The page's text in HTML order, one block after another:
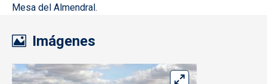
Mesa del Almendral.
Imágenes